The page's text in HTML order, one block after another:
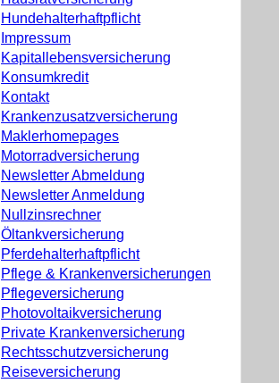
Hundehalterhaftpflicht
Impressum
Kapitallebensversicherung
Konsumkredit
Kontakt
Krankenzusatzversicherung
Maklerhomepages
Motorradversicherung
Newsletter Abmeldung
Newsletter Anmeldung
Nullzinsrechner
Öltankversicherung
Pferdehalterhaftpflicht
Pflege & Krankenversicherungen
Pflegeversicherung
Photovoltaikversicherung
Private Krankenversicherung
Rechtsschutzversicherung
Reiseversicherung